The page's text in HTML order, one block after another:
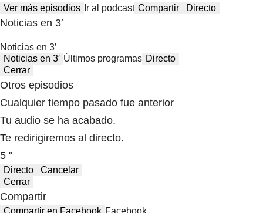
Ver más episodios Ir al podcast Compartir Directo
Noticias en 3′
Noticias en 3′
Noticias en 3′ Últimos programas Directo
Cerrar
Otros episodios
Cualquier tiempo pasado fue anterior
Tu audio se ha acabado.
Te redirigiremos al directo.
5 "
Directo
Cancelar
Cerrar
Compartir
Compartir en Facebook Facebook